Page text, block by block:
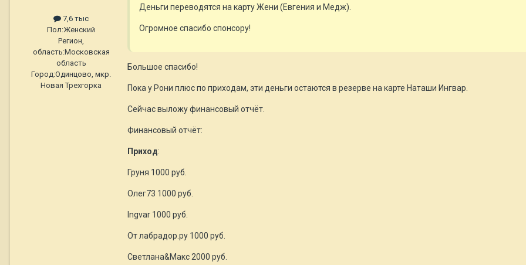
7,6 тыс
Пол:Женский
Регион,
область:Московская
область
Город:Одинцово, мкр.
Новая Трехгорка
Деньги переводятся на карту Жени (Евгения и Медж).
Огромное спасибо спонсору!
Большое спасибо!
Пока у Рони плюс по приходам, эти деньги остаются в резерве на карте Наташи Ингвар.
Сейчас выложу финансовый отчёт.
Финансовый отчёт:
Приход:
Груня 1000 руб.
Олег73 1000 руб.
Ingvar 1000 руб.
От лабрадор.ру 1000 руб.
Светлана&Макс 2000 руб.